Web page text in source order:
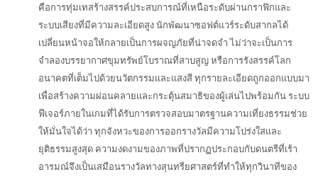
คือการทุ่มเทสร้างสรรค์ประสบการณ์ที่เหนือระดับผ่านกราฟิกและ
ระบบเสียงที่มีความละเอียดสูง นักพัฒนาซอฟต์แวร์ระดับสากลได้
เปลี่ยนหน้าจอให้กลายเป็นการผจญภัยที่น่าจดจำ ไม่ว่าจะเป็นการ
จำลองบรรยากาศขุมทรัพย์โบราณที่สาบสูญ หรือการรังสรรค์โลก
อนาคตที่เต็มไปด้วยนวัตกรรมและแสงสี ทุกรายละเอียดถูกออกแบบมา
เพื่อสร้างความผ่อนคลายและกระตุ้นสมาธิของผู้เล่นไปพร้อมกัน ระบบ
ฟีเจอร์ภายในเกมที่ได้รับการตรวจสอบมาตรฐานความเที่ยงธรรมช่วย
ให้มั่นใจได้ว่า ทุกจังหวะของการออกรางวัลมีความโปร่งใสและ
ยุติธรรมสูงสุด ความงดงามของภาพที่ปรากฏประกอบกับดนตรีที่เร้า
อารมณ์จึงเป็นเสมือนรางวัลทางสุนทรียศาสตร์ที่ทำให้ทุกวินาทีของ